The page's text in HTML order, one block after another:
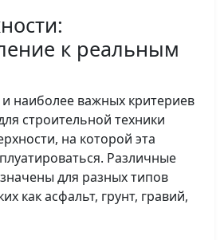
к реальным
наиболее важных критериев
строительной техники
на которой эта
Различные
для разных типов
как асфальт, грунт, гравий,